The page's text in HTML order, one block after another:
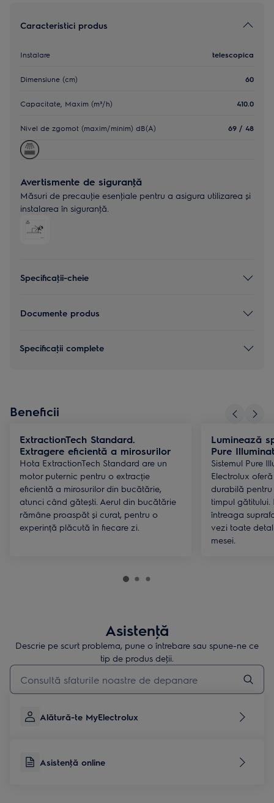
Caracteristici produs
Instalare telescopica
Dimensiune (cm) 60
Capacitate, Maxim (m³/h) 410.0
Nivel de zgomot (maxim/minim) dB(A) 69 / 48
Avertismente de siguranţă
Măsuri de precauţie esenţiale pentru a asigura utilizarea și
instalarea în siguranţă.
Specificaţii-cheie
Documente produs
Specificaţii complete
Beneficii
ExtractionTech Standard.
Extragere eficientă a mirosurilor
Hota ExtractionTech Standard are un
motor puternic pentru o extracție
eficientă a mirosurilor din bucătărie,
atunci când gătești. Aerul din bucătărie
rămâne proaspăt și curat, pentru o
experință plăcută în fiecare zi.
Luminează
Pure
Sistemul Pure
Electrolux
durabilă
timpul gătitului.
întreaga
vezi toate
mesei.
Asistenţă
Descrie pe scurt problema, pune o întrebare sau spune-ne ce
tip de produs deţii.
Type to search for support articles
Alătură-te MyElectrolux
Asistenţă online